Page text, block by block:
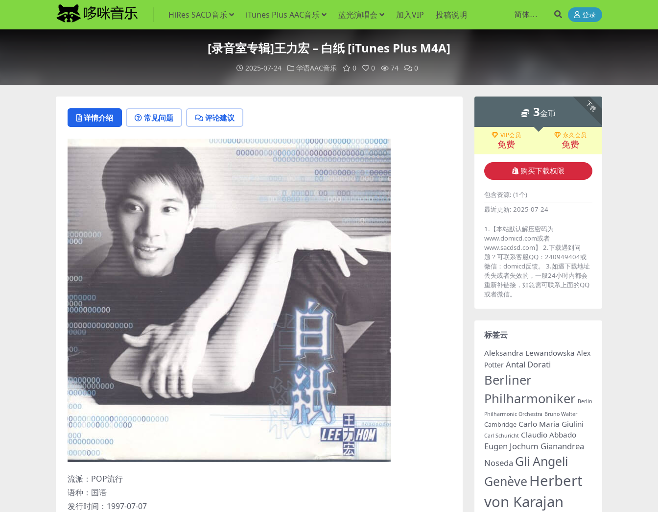
HiRes SACD音乐 iTunes Plus AAC音乐 蓝光演唱会 加入VIP 投稿说明 登录
[录音室专辑]王力宏 – 白纸 [iTunes Plus M4A]
2025-07-24 华语AAC音乐 0 0 74 0
详情介绍 常见问题 评论建议
流派：POP流行
语种：国语
发行时间：1997-07-07
下载
3金币
VIP会员
免费
永久会员
免费
购买下载权限
包含资源: (1个)
最近更新: 2025-07-24
1.【本站默认解压密码为
www.domicd.com或者
www.sacdsd.com】 2.下载遇到问
题？可联系客服QQ：240949404或
微信：domicd反馈。 3.如遇下载地址
丢失或者失效的，一般24小时内都会
重新补链接，如急需可联系上面的QQ
或者微信。
标签云
Aleksandra Lewandowska Alex
Potter Antal Dorati
Berliner
Philharmoniker Berlin
Philharmonic Orchestra Bruno Walter
Cambridge Carlo Maria Giulini
Carl Schuricht Claudio Abbado
Eugen Jochum Gianandrea
Noseda Gli Angeli
Genève Herbert
von Karajan